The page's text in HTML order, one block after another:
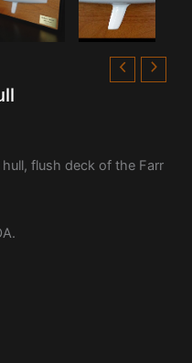
flush deck of the Farr